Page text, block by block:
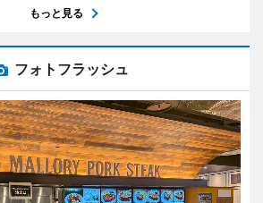
もっと見る
フォトフラッシュ